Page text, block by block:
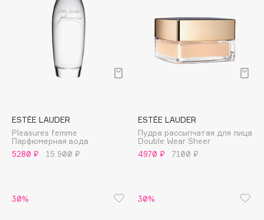
Carbon Theory
Carolina Herrera
Clarins
Clarins Precious
ESTÉE LAUDER
Pleasures femme
Парфюмерная вода
5280 ₽
15 900 ₽
ESTÉE LAUDER
Пудра рассыпчатая для лица
Double Wear Sheer
4970 ₽
7100 ₽
30% 30%